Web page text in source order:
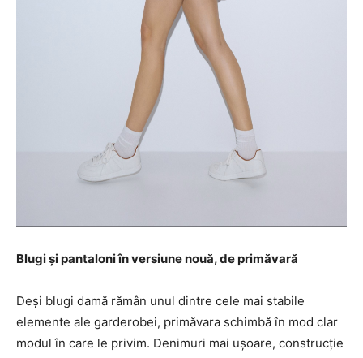
Blugi și pantaloni în versiune nouă, de primăvară
Deși blugi damă rămân unul dintre cele mai stabile
elemente ale garderobei, primăvara schimbă în mod clar
modul în care le privim. Denimuri mai ușoare, construcție